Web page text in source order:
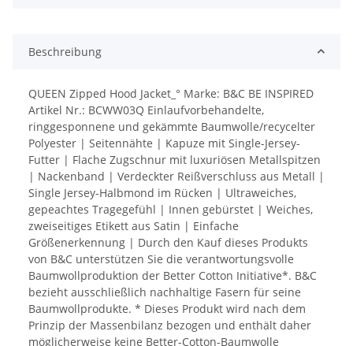
Beschreibung
QUEEN Zipped Hood Jacket_° Marke: B&C BE INSPIRED
Artikel Nr.: BCWW03Q Einlaufvorbehandelte,
ringgesponnene und gekämmte Baumwolle/recycelter
Polyester | Seitennähte | Kapuze mit Single-Jersey-
Futter | Flache Zugschnur mit luxuriösen Metallspitzen
| Nackenband | Verdeckter Reißverschluss aus Metall |
Single Jersey-Halbmond im Rücken | Ultraweiches,
gepeachtes Tragegefühl | Innen gebürstet | Weiches,
zweiseitiges Etikett aus Satin | Einfache
Größenerkennung | Durch den Kauf dieses Produkts
von B&C unterstützen Sie die verantwortungsvolle
Baumwollproduktion der Better Cotton Initiative*. B&C
bezieht ausschließlich nachhaltige Fasern für seine
Baumwollprodukte. * Dieses Produkt wird nach dem
Prinzip der Massenbilanz bezogen und enthält daher
möglicherweise keine Better-Cotton-Baumwolle